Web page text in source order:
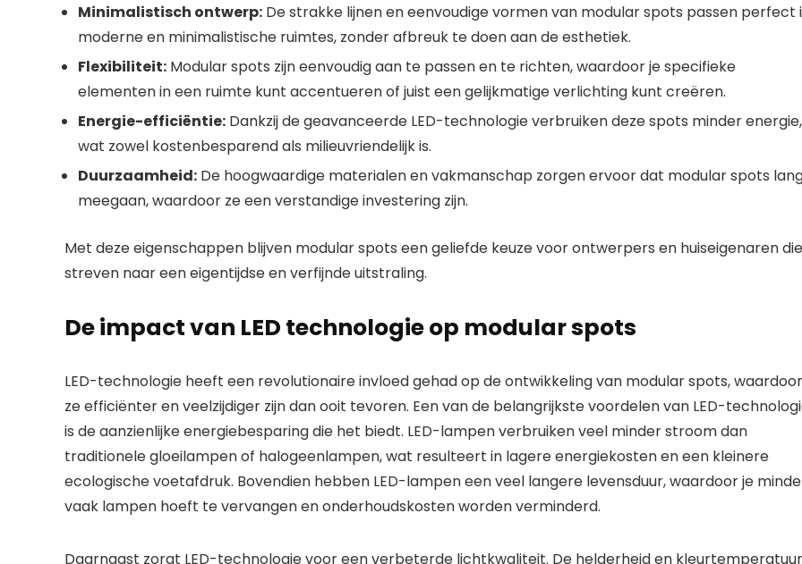
Minimalistisch ontwerp: De strakke lijnen en eenvoudige vormen van modular spots passen perfect
moderne en minimalistische ruimtes, zonder afbreuk te doen aan de esthetiek.
Flexibiliteit: Modular spots zijn eenvoudig aan te passen en te richten, waardoor je specifieke
elementen in een ruimte kunt accentueren of juist een gelijkmatige verlichting kunt creëren.
Energie-efficiëntie: Dankzij de geavanceerde LED-technologie verbruiken deze spots minder energie,
wat zowel kostenbesparend als milieuvriendelijk is.
Duurzaamheid: De hoogwaardige materialen en vakmanschap zorgen ervoor dat modular spots
meegaan, waardoor ze een verstandige investering zijn.
Met deze eigenschappen blijven modular spots een geliefde keuze voor ontwerpers en huiseigenaren die
streven naar een eigentijdse en verfijnde uitstraling.
De impact van LED technologie op modular spots
LED-technologie heeft een revolutionaire invloed gehad op de ontwikkeling van modular spots, waardoor
ze efficiënter en veelzijdiger zijn dan ooit tevoren. Een van de belangrijkste voordelen van LED-
is de aanzienlijke energiebesparing die het biedt. LED-lampen verbruiken veel minder stroom dan
traditionele gloeilampen of halogeenlampen, wat resulteert in lagere energiekosten en een kleinere
ecologische voetafdruk. Bovendien hebben LED-lampen een veel langere levensduur, waardoor je
vaak lampen hoeft te vervangen en onderhoudskosten worden verminderd.
Daarnaast zorgt LED-technologie voor een verbeterde lichtkwaliteit. De helderheid en kleurtemperatuur